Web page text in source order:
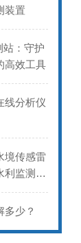
装置
站：守护
高效工具
线分析仪
境传感雷
利监测底
多少？